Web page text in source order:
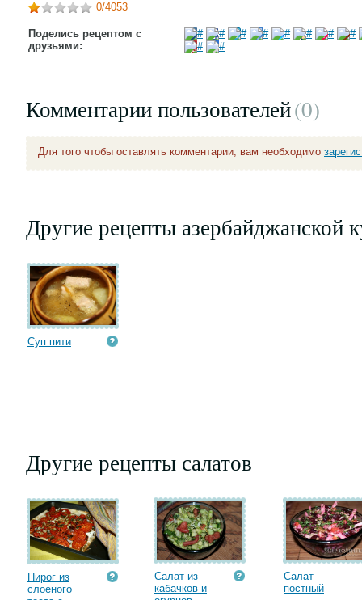
0/4053
Поделись рецептом с
друзьями:
Комментарии пользователей(0)
Для того чтобы оставлять комментарии, вам необходимо
Другие рецепты азербайджанской
Суп пити
Другие рецепты салатов
Пирог из
слоеного
Салат из
кабачков и
Салат
постный